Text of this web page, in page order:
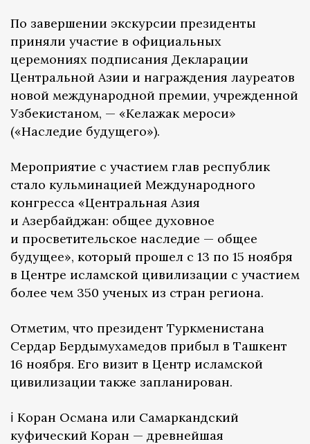
По завершении экскурсии президенты
приняли участие в официальных
церемониях подписания Декларации
Центральной Азии и награждения лауреатов
новой международной премии, учрежденной
Узбекистаном, — «Келажак мероси»
(«Наследие будущего»).
Мероприятие с участием глав республик
стало кульминацией Международного
конгресса «Центральная Азия
и Азербайджан: общее духовное
и просветительское наследие — общее
будущее», который прошел с 13 по 15 ноября
в Центре исламской цивилизации с участием
более чем 350 ученых из стран региона.
Отметим, что президент Туркменистана
Сердар Бердымухамедов прибыл в Ташкент
16 ноября. Его визит в Центр исламской
цивилизации также запланирован.
ℹ️ Коран Османа или Самаркандский
куфический Коран — древнейшая